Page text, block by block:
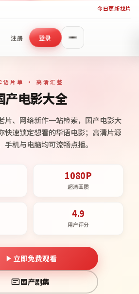
今日更新找片
注册 登录
语片单 · 高清汇整
产电影大全
片、网络新作一站检索，国产电影大
快速锁定想看的华语电影；高清片源
手机与电脑均可流畅点播。
1080P
超清画质
4.9
用户评分
立即免费观看
国产剧集